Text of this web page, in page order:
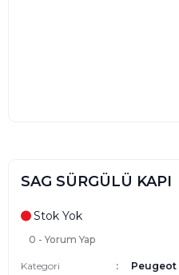
SAG SÜRGÜLÜ KAPI
Stok Yok
0 - Yorum Yap
Kategori
Peugeot